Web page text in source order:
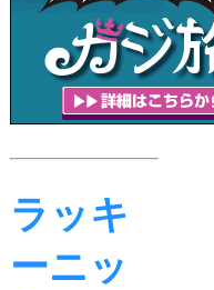
ラッキ
ーニッ